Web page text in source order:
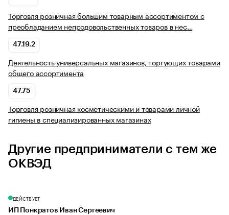
Торговля розничная большим товарным ассортиментом с
преобладанием непродовольственных товаров в нес…
47.19.2
Деятельность универсальных магазинов, торгующих товарами
общего ассортимента
47.75
Торговля розничная косметическими и товарами личной
гигиены в специализированных магазинах
Другие предприниматели с тем же
ОКВЭД
ДЕЙСТВУЕТ
ИП Понкратов Иван Сергеевич